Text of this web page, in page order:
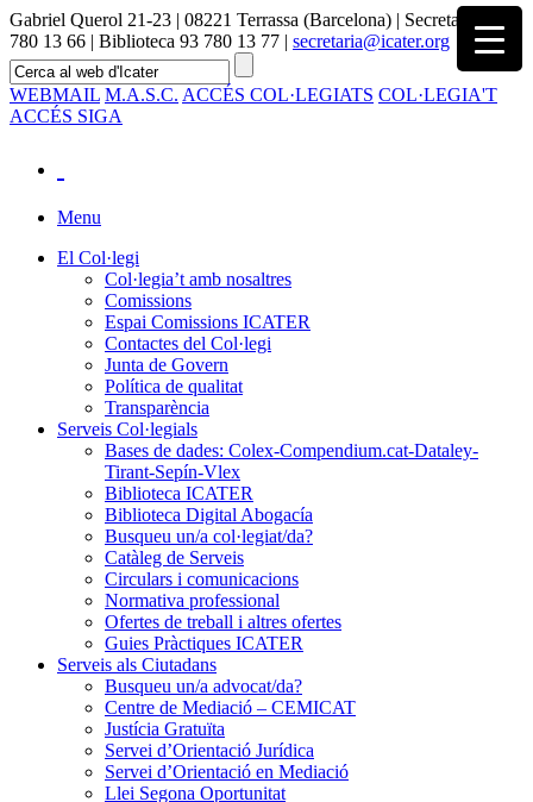
Gabriel Querol 21-23 | 08221 Terrassa (Barcelona) | Secretaria 93
780 13 66 | Biblioteca 93 780 13 77 | secretaria@icater.org
WEBMAIL M.A.S.C. ACCÉS COL·LEGIATS COL·LEGIA'T
ACCÉS SIGA
Menu
El Col·legi
Col·legia’t amb nosaltres
Comissions
Espai Comissions ICATER
Contactes del Col·legi
Junta de Govern
Política de qualitat
Transparència
Serveis Col·legials
Bases de dades: Colex-Compendium.cat-Dataley-
Tirant-Sepín-Vlex
Biblioteca ICATER
Biblioteca Digital Abogacía
Busqueu un/a col·legiat/da?
Catàleg de Serveis
Circulars i comunicacions
Normativa professional
Ofertes de treball i altres ofertes
Guies Pràctiques ICATER
Serveis als Ciutadans
Busqueu un/a advocat/da?
Centre de Mediació – CEMICAT
Justícia Gratuïta
Servei d’Orientació Jurídica
Servei d’Orientació en Mediació
Llei Segona Oportunitat